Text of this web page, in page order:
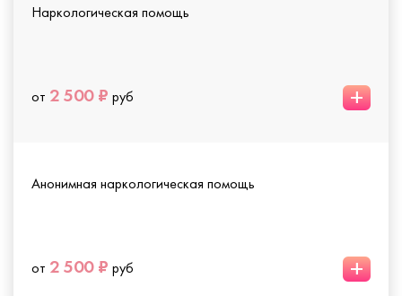
Наркологическая помощь
от 2 500 ₽ руб +
Анонимная наркологическая помощь
от 2 500 ₽ руб +